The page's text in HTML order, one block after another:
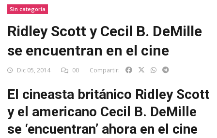
Sin categoría
Ridley Scott y Cecil B. DeMille
se encuentran en el cine
Dic 05, 2014 00 Compartir:
El cineasta británico Ridley Scott
y el americano Cecil B. DeMille
se ‘encuentran’ ahora en el cine